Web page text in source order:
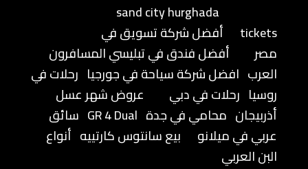
sand city hurghada
tickets
أفضل شركة تسويق في
مصر
أفضل فندق في تبليسي المسافرون
العرب افضل شركة سياحة في جورجيا رحلات في
روسيا رحلات في دبي
عروض شهر عسل
أذربيجان محامي في جدة GR 4 Dual سائق
عربي في ميلانو
بيع سانتوس كارتييه أنواع
البن العربي